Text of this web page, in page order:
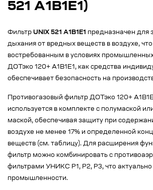
521 A1B1E1)
Фильтр UNIX 521 A1B1E1 предназначен для
дыхания от вредных веществ в воздухе,
востребованным в условиях
ДОТэко 120+ А1B1E1, как средства
обеспечивает безопасность на
Противогазовый фильтр ДОТэко 120+
используется в комплекте с полумаской
маской, обеспечивая защиту при
воздухе не менее 17% и определенной
веществ (см. таблицу). Для расширения
фильтр можно комбинировать с
фильтрами УНИКС Р1, Р2, Р3, что актуально
промышленности.